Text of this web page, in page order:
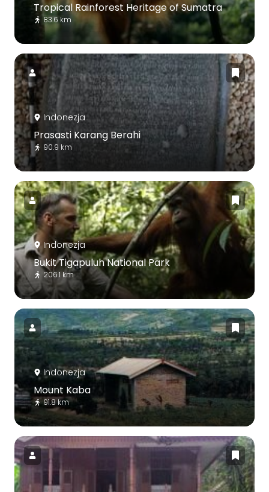
Tropical Rainforest Heritage of Sumatra
83.6 km
Indonezja
Prasasti Karang Berahi
90.9 km
Indonezja
Bukit Tigapuluh National Park
206.1 km
Indonezja
Mount Kaba
91.8 km